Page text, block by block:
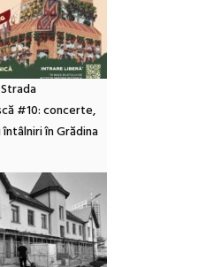
#10: concerte,
în Grădina